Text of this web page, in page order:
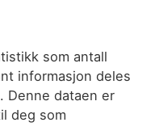
som antall
informasjon deles
Denne dataen er
deg som